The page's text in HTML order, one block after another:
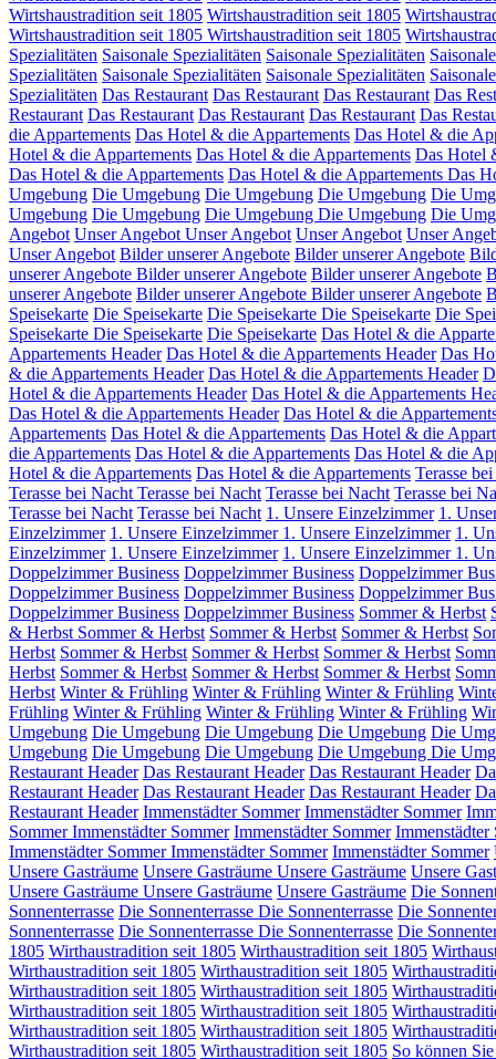
Wirtshaustradition seit 1805 Wirtshaustradition seit 1805
Wirtshaustradition seit 1805 Wirtshaustradition seit 1805
Spezialitäten Saisonale Spezialitäten Saisonale Spezialitäten
Spezialitäten Saisonale Spezialitäten Saisonale Spezialitäten
Spezialitäten Das Restaurant Das Restaurant Das Restaurant Das
Restaurant Das Restaurant Das Restaurant Das Restaurant Das
die Appartements Das Hotel & die Appartements Das Hotel & die
Hotel & die Appartements Das Hotel & die Appartements Das Hotel
Das Hotel & die Appartements Das Hotel & die Appartements Das
Umgebung Die Umgebung Die Umgebung Die Umgebung Die
Umgebung Die Umgebung Die Umgebung Die Umgebung Die
Angebot Unser Angebot Unser Angebot Unser Angebot Unser
Unser Angebot Bilder unserer Angebote Bilder unserer Angebote
unserer Angebote Bilder unserer Angebote Bilder unserer Angebote
unserer Angebote Bilder unserer Angebote Bilder unserer Angebote
Speisekarte Die Speisekarte Die Speisekarte Die Speisekarte Die
Speisekarte Die Speisekarte Die Speisekarte Das Hotel & die
Appartements Header Das Hotel & die Appartements Header Das
& die Appartements Header Das Hotel & die Appartements Header
Hotel & die Appartements Header Das Hotel & die Appartements
Das Hotel & die Appartements Header Das Hotel & die
Appartements Das Hotel & die Appartements Das Hotel & die
die Appartements Das Hotel & die Appartements Das Hotel & die
Hotel & die Appartements Das Hotel & die Appartements Terasse
Terasse bei Nacht Terasse bei Nacht Terasse bei Nacht Terasse bei
Terasse bei Nacht Terasse bei Nacht 1. Unsere Einzelzimmer 1.
Einzelzimmer 1. Unsere Einzelzimmer 1. Unsere Einzelzimmer 1.
Einzelzimmer 1. Unsere Einzelzimmer 1. Unsere Einzelzimmer 1.
Doppelzimmer Business Doppelzimmer Business Doppelzimmer
Doppelzimmer Business Doppelzimmer Business Doppelzimmer
Doppelzimmer Business Doppelzimmer Business Sommer & Herbst
& Herbst Sommer & Herbst Sommer & Herbst Sommer & Herbst
Herbst Sommer & Herbst Sommer & Herbst Sommer & Herbst
Herbst Sommer & Herbst Sommer & Herbst Sommer & Herbst
Herbst Winter & Frühling Winter & Frühling Winter & Frühling
Frühling Winter & Frühling Winter & Frühling Winter & Frühling
Umgebung Die Umgebung Die Umgebung Die Umgebung Die
Umgebung Die Umgebung Die Umgebung Die Umgebung Die
Restaurant Header Das Restaurant Header Das Restaurant Header
Restaurant Header Das Restaurant Header Das Restaurant Header
Restaurant Header Immenstädter Sommer Immenstädter Sommer
SommerImmenstädter Sommer Immenstädter Sommer Immenstädter
Immenstädter SommerImmenstädter Sommer Immenstädter Sommer
Unsere Gasträume Unsere Gasträume Unsere Gasträume Unsere
Unsere Gasträume Unsere Gasträume Unsere Gasträume Die
Sonnenterrasse Die Sonnenterrasse Die Sonnenterrasse Die
Sonnenterrasse Die Sonnenterrasse Die Sonnenterrasse Die
1805 Wirthaustradition seit 1805 Wirthaustradition seit 1805
Wirthaustradition seit 1805 Wirthaustradition seit 1805
Wirthaustradition seit 1805 Wirthaustradition seit 1805
Wirthaustradition seit 1805 Wirthaustradition seit 1805
Wirthaustradition seit 1805 Wirthaustradition seit 1805
Wirthaustradition seit 1805 Wirthaustradition seit 1805 So können